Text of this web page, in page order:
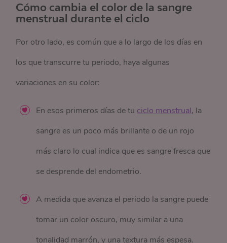
Cómo cambia el color de la sangre
menstrual durante el ciclo
Por otro lado, es común que a lo largo de los días en
los que transcurre tu periodo, haya algunas
variaciones en su color:
En esos primeros días de tu ciclo menstrual, la
sangre es un poco más brillante o de un rojo
más claro lo cual indica que es sangre fresca que
se desprende del endometrio.
A medida que avanza el periodo la sangre puede
tomar un color oscuro, muy similar a una
tonalidad marrón, y una textura más espesa.